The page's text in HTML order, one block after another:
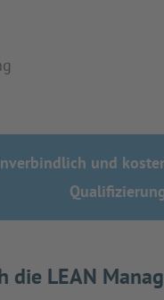
und
LEAN